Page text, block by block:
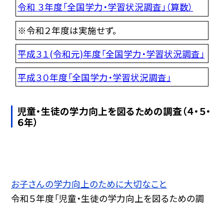
令和 ３年度「全国学力・学習状況調査」（算数）
※令和２年度は実施せず。
平成３１(令和元)年度「全国学力・学習状況調査」
平成３０年度「全国学力・学習状況調査」
児童・生徒の学力向上を図るための調査（４・５・
６年）
お子さんの学力向上のために大切なこと
令和５年度「児童・生徒の学力向上を図るための調